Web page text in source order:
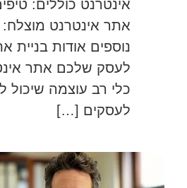
אינטרנט כוללים:
אתר אינטרנט מוצלח:
נוספים אודות בניית
לעסק שלכם אתר
כלי רב עוצמה שיכול
לעסקים […]